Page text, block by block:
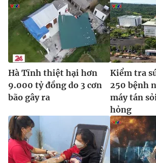
Hà Tĩnh thiệt hại hơn
9.000 tỷ đồng do 3 cơn
bão gây ra
Kiểm tra
250 bệnh
máy tán
hỏng